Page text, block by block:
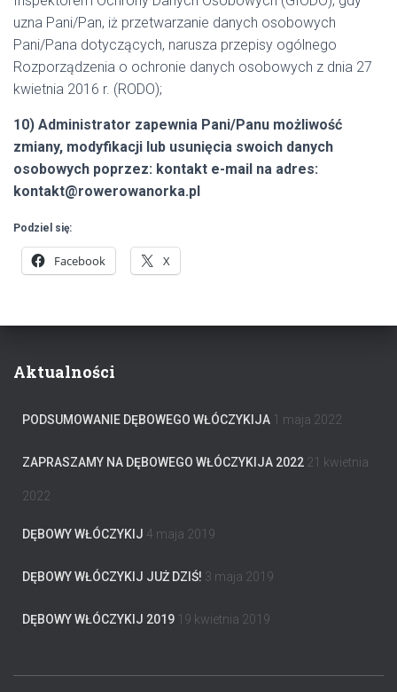
uzna Pani/Pan, iż przetwarzanie danych osobowych
Pani/Pana dotyczących, narusza przepisy ogólnego
Rozporządzenia o ochronie danych osobowych z dnia 27
kwietnia 2016 r. (RODO);
10) Administrator zapewnia Pani/Panu możliwość
zmiany, modyfikacji lub usunięcia swoich danych
osobowych poprzez: kontakt e-mail na adres:
kontakt@rowerowanorka.pl
Podziel się:
Facebook X
Aktualności
PODSUMOWANIE DĘBOWEGO WŁÓCZYKIJA 1 maja 2022
ZAPRASZAMY NA DĘBOWEGO WŁÓCZYKIJA 2022 21 kwietnia
2022
DĘBOWY WŁÓCZYKIJ 4 maja 2019
DĘBOWY WŁÓCZYKIJ JUŻ DZIŚ! 3 maja 2019
DĘBOWY WŁÓCZYKIJ 2019 19 kwietnia 2019